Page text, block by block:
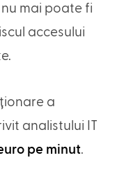
mai poate fi
accesului
a
analistului IT
pe minut.